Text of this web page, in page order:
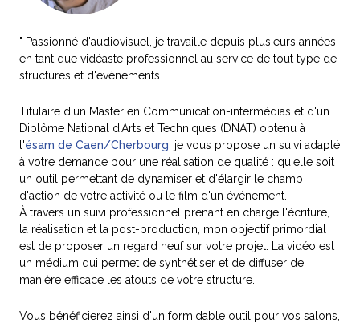
" Passionné d'audiovisuel, je travaille depuis plusieurs années
en tant que vidéaste professionnel au service de tout type de
structures et d'évènements.
Titulaire d'un Master en Communication-intermédias et d'un
Diplôme National d'Arts et Techniques (DNAT) obtenu à
l'ésam de Caen/Cherbourg, je vous propose un suivi adapté
à votre demande pour une réalisation de qualité : qu'elle soit
un outil permettant de dynamiser et d'élargir le champ
d'action de votre activité ou le film d'un événement.
À travers un suivi professionnel prenant en charge l'écriture,
la réalisation et la post-production, mon objectif primordial
est de proposer un regard neuf sur votre projet. La vidéo est
un médium qui permet de synthétiser et de diffuser de
manière efficace les atouts de votre structure.
Vous bénéficierez ainsi d'un formidable outil pour vos salons,